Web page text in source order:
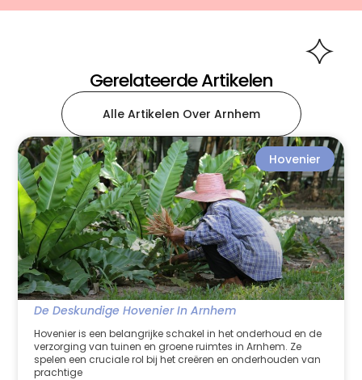
Gerelateerde Artikelen
Alle Artikelen Over Arnhem
Hovenier
De Deskundige Hovenier In Arnhem
Hovenier is een belangrijke schakel in het onderhoud en de
verzorging van tuinen en groene ruimtes in Arnhem. Ze
spelen een cruciale rol bij het creëren en onderhouden van
prachtige